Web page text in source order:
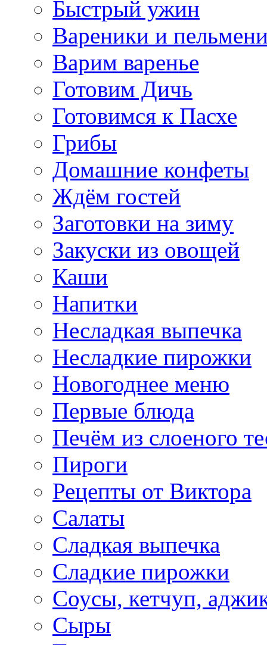
Быстрый ужин
Вареники и
Варим варенье
Готовим Дичь
Готовимся к Пасхе
Грибы
Домашние конфеты
Ждём гостей
Заготовки на зиму
Закуски из овощей
Каши
Напитки
Несладкая выпечка
Несладкие пирожки
Новогоднее меню
Первые блюда
Печём из слоеного
Пироги
Рецепты от Виктора
Салаты
Сладкая выпечка
Сладкие пирожки
Соусы, кетчуп,
Сыры